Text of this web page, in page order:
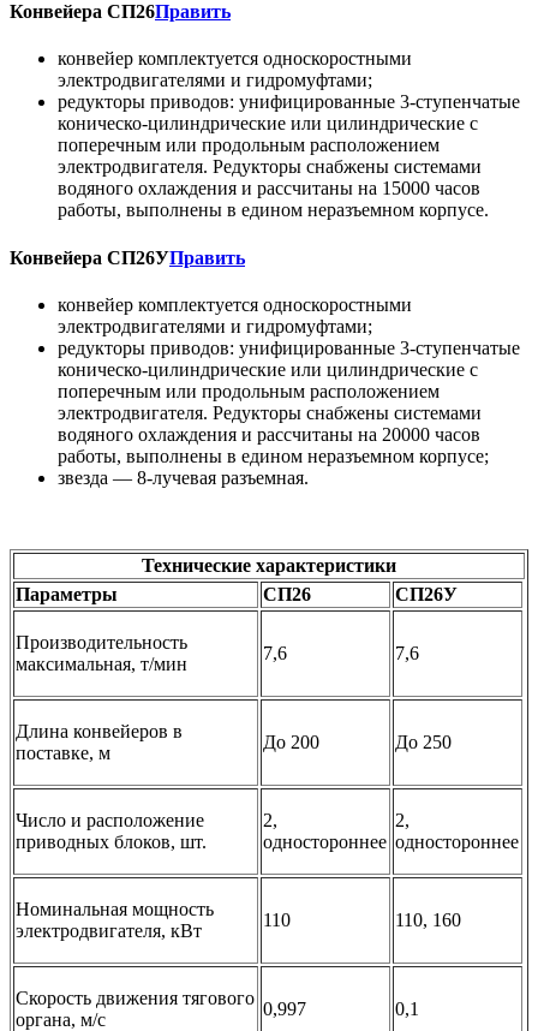
Конвейера СП26Править
конвейер комплектуется односкоростными
электродвигателями и гидромуфтами;
редукторы приводов: унифицированные 3-ступенчатые
коническо-цилиндрические или цилиндрические с
поперечным или продольным расположением
электродвигателя. Редукторы снабжены системами
водяного охлаждения и рассчитаны на 15000 часов
работы, выполнены в едином неразъемном корпусе.
Конвейера СП26УПравить
конвейер комплектуется односкоростными
электродвигателями и гидромуфтами;
редукторы приводов: унифицированные 3-ступенчатые
коническо-цилиндрические или цилиндрические с
поперечным или продольным расположением
электродвигателя. Редукторы снабжены системами
водяного охлаждения и рассчитаны на 20000 часов
работы, выполнены в едином неразъемном корпусе;
звезда — 8-лучевая разъемная.
Технические характеристики
Параметры
СП26 СП26У
Производительность
максимальная, т/мин
7,6 7,6
Длина конвейеров в
поставке, м
До 200 До 250
Число и расположение
приводных блоков, шт.
2,
одностороннее
2,
одностороннее
Номинальная мощность
электродвигателя, кВт
110 110, 160
Скорость движения тягового
органа, м/с
0,997 0,1